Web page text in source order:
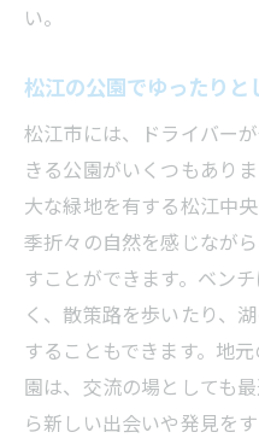
ドライバー向け
地域貢献とリフレッ
の過ごし方
地域貢献を意識
タイル
地元イベントに
社会貢献をしな
ドライバーがで
地域の魅力を発
い。
松江の公園でゆったりと
松江市には、ドライバー
きる公園がいくつもあり
大な緑地を有する松江中
季折々の自然を感じなが
すことができます。ベン
く、散策路を歩いたり、
することもできます。地
園は、交流の場としても
ら新しい出会いや発見を